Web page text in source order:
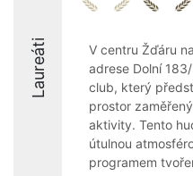
Laureáti
V centru Žďáru
adrese Dolní
club, který
prostor
aktivity. Tento
útulnou
programem